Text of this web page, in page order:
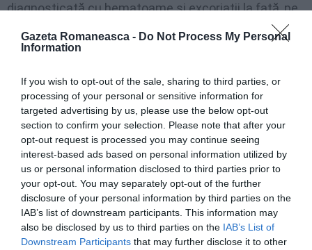
Gazeta Romaneasca - Do Not Process My Personal
Information
If you wish to opt-out of the sale, sharing to third parties, or
processing of your personal or sensitive information for
targeted advertising by us, please use the below opt-out
section to confirm your selection. Please note that after your
opt-out request is processed you may continue seeing
interest-based ads based on personal information utilized by
us or personal information disclosed to third parties prior to
your opt-out. You may separately opt-out of the further
disclosure of your personal information by third parties on the
IAB’s list of downstream participants. This information may
also be disclosed by us to third parties on the IAB’s List of
Downstream Participants that may further disclose it to other
diagnosticată cu hematoame și excoriații la față, pe
picioare și brațe. Răni pe care mereu le-a justificat
spunând că a suferit
De caz se ocupă șiTribunalul pentru Minori din
Bologna, unde judecătorii au ascultat povestirile
micuțelor victime. Victime careau confirmat
atrocitățilecare s-au derulat sub ochii lor.
”Important este căsuntem toți trei bine– spune
femeia.Am terminat-o cu acel bărbat, datorez acest
lucru mie și copiilor mei”.